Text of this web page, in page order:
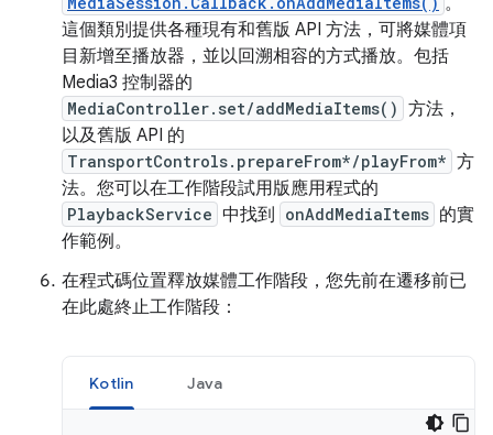
這個類別提供各種現有和舊版 API 方法，可將媒體項
目新增至播放器，並以回溯相容的方式播放。包括
Media3 控制器的
MediaController.set/addMediaItems() 方法，
以及舊版 API 的
TransportControls.prepareFrom*/playFrom* 方
法。您可以在工作階段試用版應用程式的
PlaybackService 中找到 onAddMediaItems 的實
作範例。
在程式碼位置釋放媒體工作階段，您先前在遷移前已
在此處終止工作階段：
Kotlin Java